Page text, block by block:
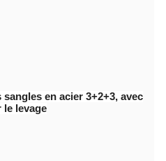
en acier 3+2+3, avec
le levage